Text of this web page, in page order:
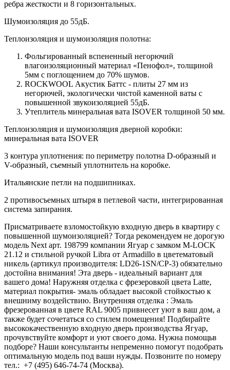
ребра жесткости и 8 горизонтальных.
Шумоизоляция до 55дБ.
Теплоизоляция и шумоизоляция полотна:
Фольгированный вспененный негорючий
влагоизоляционный материал «Пенофол», толщиной
5мм с поглощением до 70% шумов.
ROCKWOOL Акустик Баттс - плиты 27 мм из
негорючей, экологически чистой каменной ваты с
повышенной звукоизоляцией 55дБ.
Утеплитель минеральная вата ISOVER толщиной 50 мм.
Теплоизоляция и шумоизоляция дверной коробки:
минеральная вата ISOVER
3 контура уплотнения: по периметру полотна D-образный и
V-образный, съемный уплотнитель на коробке.
Итальянские петли на подшипниках.
2 противосъемных штыря в петлевой части, интегрированная
система запирания.
Присматриваете взломостойкую входную дверь в квартиру с
повышенной шумоизоляцией? Тогда рекомендуем не дорогую
модель Next арт. 198799 компании Ягуар с замком M-LOCK
21.12 и стильной ручкой Libra от Armadillo в цветематовый
никель (артикул производителя: LD26-1SN/CP-3) обязательно
достойна внимания! Эта дверь - идеальный вариант для
вашего дома! Наружняя отделка с фрезеровкой цвета Latte,
материал покрытия- эмаль обладает высокой стойкостью к
внешниму воздействию. Внутренняя отделка : Эмаль
фрезерованная в цвете RAL 9005 привнесет уют в ваш дом, а
также будет сочетаться со стилем помещения! Подбирайте
высококачественную входную дверь производства Ягуар,
прочувствуйте комфорт и уют своего дома. Нужна помощьв
подборе? Наши консультанты непременно помогут подобрать
оптимальную модель под ваши нужды. Позвоните по номеру
тел.: +7 (495) 646-74-74 (Москва).